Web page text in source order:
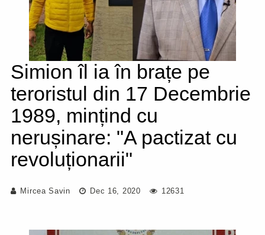
Simion îl ia în brațe pe
teroristul din 17 Decembrie
1989, mințind cu
nerușinare: "A pactizat cu
revoluționarii"
Mircea Savin Dec 16, 2020 12631